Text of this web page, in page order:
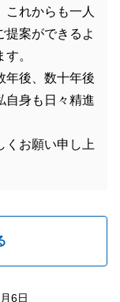
これからも一人
提案ができるよ
。
年後、数十年後
自身も日々精進
くお願い申し上
6日